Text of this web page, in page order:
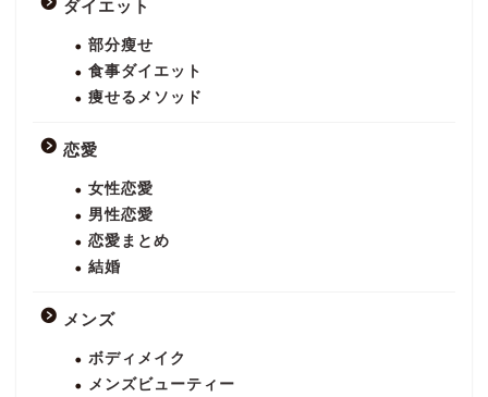
ダイエット
部分瘦せ
食事ダイエット
痩せるメソッド
恋愛
女性恋愛
男性恋愛
恋愛まとめ
結婚
メンズ
ボディメイク
メンズビューティー